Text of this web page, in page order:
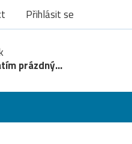
Přihlásit se
prázdný...